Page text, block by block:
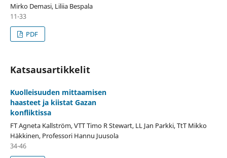
Mirko Demasi, Liliia Bespala
11-33
PDF
Katsausartikkelit
Kuolleisuuden mittaamisen
haasteet ja kiistat Gazan
konfliktissa
FT Agneta Kallström, VTT Timo R Stewart, LL Jan Parkki, TtT Mikko
Häkkinen, Professori Hannu Juusola
34-46